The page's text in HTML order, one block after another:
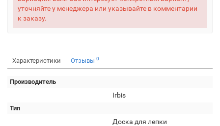
уточняйте у менеджера или указывайте в комментарии
к заказу.
Характеристики Отзывы 0
Производитель
Irbis
Тип
Доска для лепки